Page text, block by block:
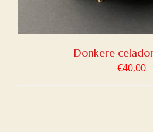
Donkere
€40,00